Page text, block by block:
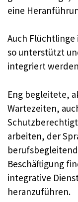
eine
Auch
so unterstützt
integriert
Eng begleitete,
Wartezeiten,
arbeiten, der
Beschäftigung
integrative
heranzuführen.